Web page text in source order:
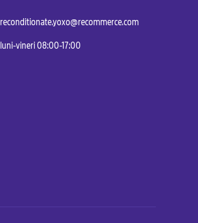
reconditionate.yoxo@recommerce.com
luni-vineri 08:00-17:00